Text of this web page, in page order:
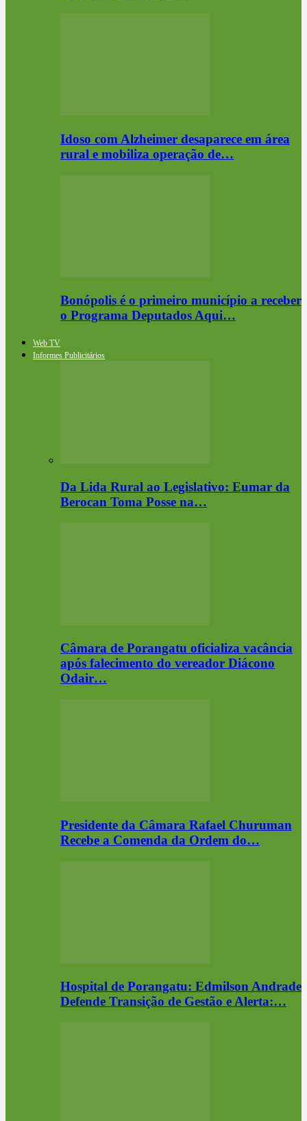
Idoso com Alzheimer desaparece em área
rural e mobiliza operação de…
Bonópolis é o primeiro município a receber
o Programa Deputados Aqui…
Web TV
Informes Publicitários
Da Lida Rural ao Legislativo: Eumar da
Berocan Toma Posse na…
Câmara de Porangatu oficializa vacância
após falecimento do vereador Diácono
Odair…
Presidente da Câmara Rafael Churuman
Recebe a Comenda da Ordem do…
Hospital de Porangatu: Edmilson Andrade
Defende Transição de Gestão e Alerta:…